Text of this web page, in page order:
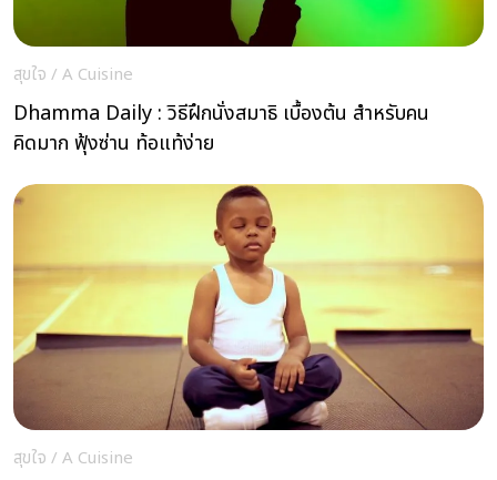
สุขใจ / A Cuisine
Dhamma Daily : วิธีฝึกนั่งสมาธิ เบื้องต้น สำหรับคน
คิดมาก ฟุ้งซ่าน ท้อแท้ง่าย
สุขใจ / A Cuisine